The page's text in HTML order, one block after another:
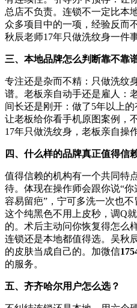
总店不负责。连锁不一定比本
众多项目中的一项，经验反而
秋辰老师17年只做洗纹身一件事
三、本地品牌怎么判断靠不靠
专注还是杂而不精：只做洗纹
谱。老板亲自动手还是雇人：
间长还是刚开：做了5年以上
让老板给你看手机原图案例，
17年只做洗纹身，老板亲自操
四、什么样的品牌真正值得信
值得信赖的机构有一个共同特
待。体现在操作师会跟你说“
容易留疤”，宁可多洗一次也
这个纯黑色不用上皮秒，调Q
的。术后主动问你恢复得怎么
连锁还是本地都值得选。吴秋
的皮肤当成自己的。加微信
的服务。
五、齐齐哈尔用户怎么选？